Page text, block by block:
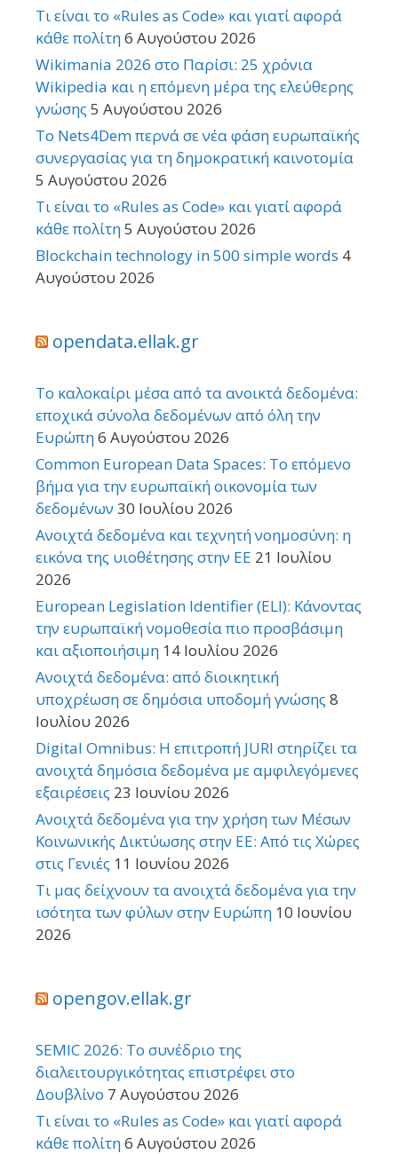
Τι είναι το «Rules as Code» και γιατί αφορά
κάθε πολίτη6 Αυγούστου 2026
Wikimania 2026 στο Παρίσι: 25 χρόνια
Wikipedia και η επόμενη μέρα της ελεύθερης
γνώσης 5 Αυγούστου 2026
Το Nets4Dem περνά σε νέα φάση ευρωπαϊκής
συνεργασίας για τη δημοκρατική καινοτομία
5 Αυγούστου 2026
Τι είναι το «Rules as Code» και γιατί αφορά
κάθε πολίτη5 Αυγούστου 2026
Blockchain technology in 500 simple words 4
Αυγούστου 2026
opendata.ellak.gr
Το καλοκαίρι μέσα από τα ανοικτά δεδομένα:
εποχικά σύνολα δεδομένων από όλη την
Ευρώπη6 Αυγούστου 2026
Common European Data Spaces: Το επόμενο
βήμα για την ευρωπαϊκή οικονομία των
δεδομένων 30 Ιουλίου 2026
Ανοιχτά δεδομένα και τεχνητή νοημοσύνη: η
εικόνα της υιοθέτησης στην ΕΕ 21 Ιουλίου
2026
European Legislation Identifier (ELI): Κάνοντας
την ευρωπαϊκή νομοθεσία πιο προσβάσιμη
και αξιοποιήσιμη 14 Ιουλίου 2026
Ανοιχτά δεδομένα: από διοικητική
υποχρέωση σε δημόσια υποδομή γνώσης 8
Ιουλίου 2026
Digital Omnibus: Η επιτροπή JURI στηρίζει τα
ανοιχτά δημόσια δεδομένα με αμφιλεγόμενες
εξαιρέσεις 23 Ιουνίου 2026
Ανοιχτά δεδομένα για την χρήση των Μέσων
Κοινωνικής Δικτύωσης στην ΕΕ: Από τις Χώρες
στις Γενιές 11 Ιουνίου 2026
Τι μας δείχνουν τα ανοιχτά δεδομένα για την
ισότητα των φύλων στην Ευρώπη 10 Ιουνίου
2026
opengov.ellak.gr
SEMIC 2026: Το συνέδριο της
διαλειτουργικότητας επιστρέφει στο
Δουβλίνο 7 Αυγούστου 2026
Τι είναι το «Rules as Code» και γιατί αφορά
κάθε πολίτη6 Αυγούστου 2026